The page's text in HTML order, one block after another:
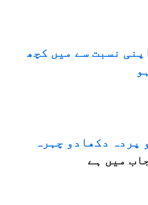
نسبت سے میں کچھ
پردہ دکھادو چہرہ
میں ہے